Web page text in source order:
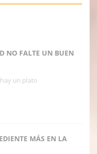
NO FALTE UN BUEN
un plato
MÁS EN LA